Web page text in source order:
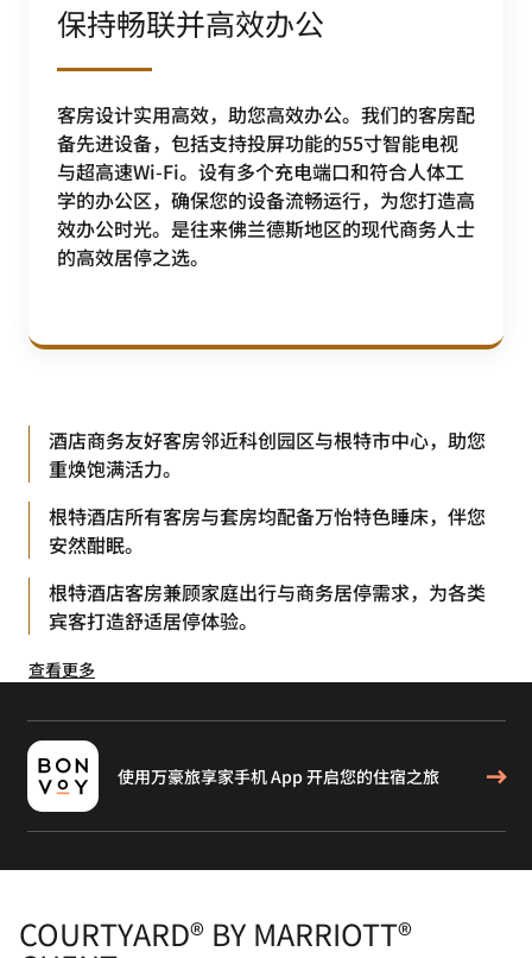
保持畅联并高效办公
客房设计实用高效，助您高效办公。我们的客房配
备先进设备，包括支持投屏功能的55寸智能电视
与超高速Wi-Fi。设有多个充电端口和符合人体工
学的办公区，确保您的设备流畅运行，为您打造高
效办公时光。是往来佛兰德斯地区的现代商务人士
的高效居停之选。
酒店商务友好客房邻近科创园区与根特市中心，助您
重焕饱满活力。
根特酒店所有客房与套房均配备万怡特色睡床，伴您
安然酣眠。
根特酒店客房兼顾家庭出行与商务居停需求，为各类
宾客打造舒适居停体验。
查看更多
使用万豪旅享家手机 App 开启您的住宿之旅
COURTYARD® BY MARRIOTT®